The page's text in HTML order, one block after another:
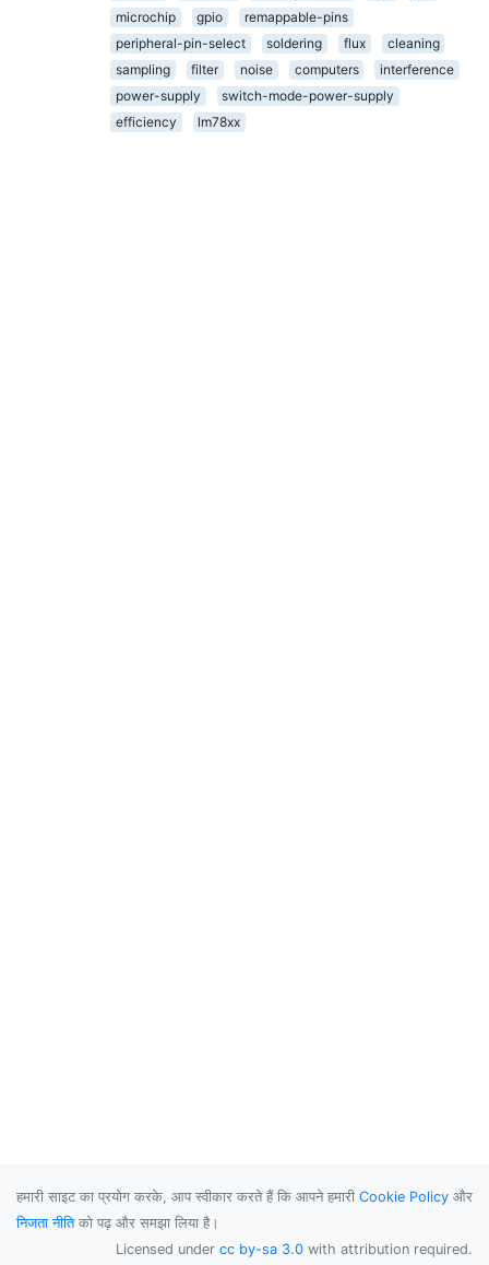
microchip
gpio
remappable-pins
peripheral-pin-select
soldering flux
cleaning
sampling
filter noise computers
interference
power-supply
switch-mode-power-supply
efficiency
lm78xx
हमारी साइट का प्रयोग करके, आप स्वीकार करते हैं कि आपने हमारी Cookie Policy और
निजता नीतिको पढ़ और समझा लिया है।
Licensed under cc by-sa 3.0 with attribution required.